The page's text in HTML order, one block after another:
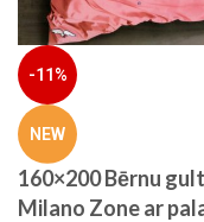
-11%
NEW
160×200 Bērnu
Milano Zone ar